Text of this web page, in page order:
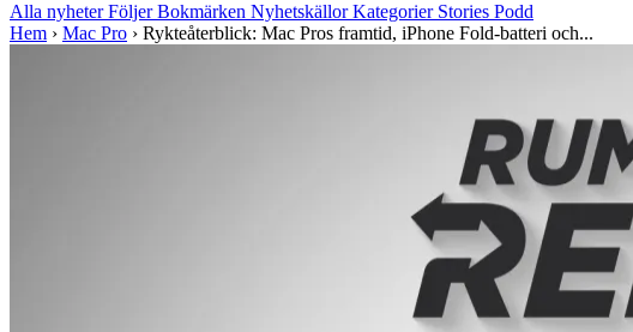
Alla nyheterFöljerBokmärken NyhetskällorKategorier Stories Podd
Hem › Mac Pro › Rykteåterblick: Mac Pros framtid, iPhone Fold-batteri och...